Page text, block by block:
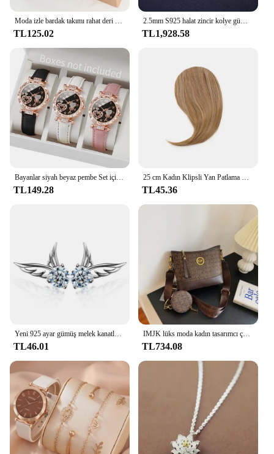
Moda izle bardak takımı rahat deri kemer saatler kadınlar basit güneş gözlüğü bayanlar demir kule arama kuvars kol elbise C
TL125.02
2.5mm S925 halat zincir kolye gümüş asla Fade su geçirmez gerdanlık erkekler kadınlar takı gümüş renk zincirler hediye
TL1,928.58
Bayanlar siyah beyaz pembe Set için 3 adet/takım kadın moda deri kayış kalp şeklinde arama Quartz saat
TL149.28
25 cm Kadın Klipsli Yan Patlama Doğal Kalın Mat Alın Saç Uzantıları Patlama Siyah Kahverengi Sarışın Patlama Saçak Peruk Hairpieces
TL45.36
Yeni 925 ayar gümüş melek kanatları zirkon saplama küpe kadınlar için lüks tasarımcı takı en çok satan GaaBou
TL46.01
IMJK lüks moda kadın tasarımcı çantası el çantaları omuz messenger eğimli omuzdan askili çanta akşam çanta kare çanta
TL734.08